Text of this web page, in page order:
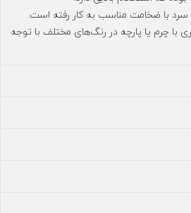
با ضخامت مناسب به کار رفته است.
چرم یا پارچه در رنگ‌های مختلف با توجه